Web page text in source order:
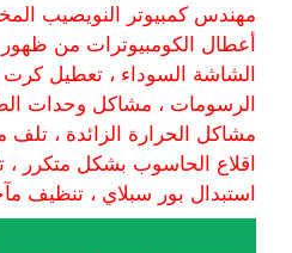
مهندس كمبيوتر النويصيب
أعطال الكومبيوترات من ظهور
الشاشة السوداء ، تعطيل
الرسومات ، مشاكل وحدات
مشاكل الحرارة الزائدة ، تلف
اقلاع الحاسوب بشكل متكرر ،
استبدال بور سبلاي ، تنظيف